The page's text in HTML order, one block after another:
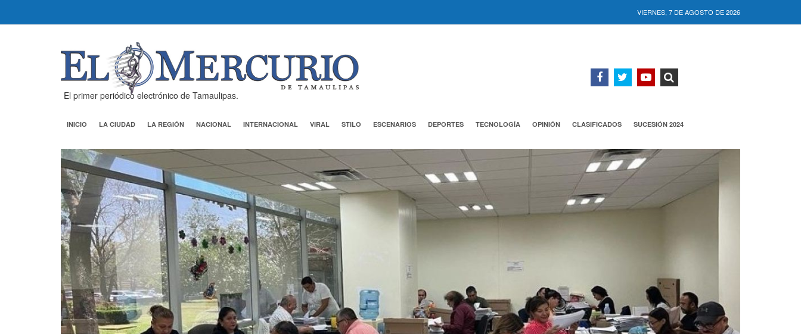
VIERNES, 7 DE AGOSTO DE 2026
El primer periódico electrónico de Tamaulipas.
INICIO LA CIUDAD LA REGIÓN NACIONAL INTERNACIONAL VIRAL STILO ESCENARIOS DEPORTES TECNOLOGÍA OPINIÓN CLASIFICADOS SUCESIÓN 2024